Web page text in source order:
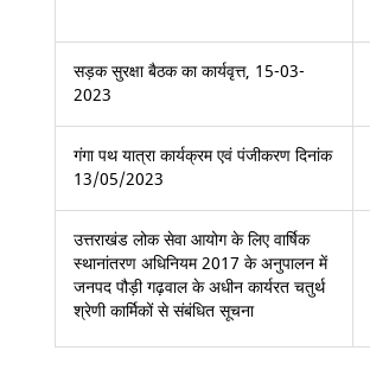
सड़क सुरक्षा बैठक का कार्यवृत्त, 15-03-
2023
गंगा पथ यात्रा कार्यक्रम एवं पंजीकरण दिनांक
13/05/2023
उत्तराखंड लोक सेवा आयोग के लिए वार्षिक
स्थानांतरण अधिनियम 2017 के अनुपालन में
जनपद पौड़ी गढ़वाल के अधीन कार्यरत चतुर्थ
श्रेणी कार्मिकों से संबंधित सूचना